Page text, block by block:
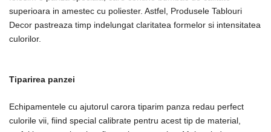
superioara in amestec cu poliester. Astfel, Produsele Tablouri
Decor pastreaza timp indelungat claritatea formelor si intensitatea
culorilor.
Tiparirea panzei
Echipamentele cu ajutorul carora tiparim panza redau perfect
culorile vii, fiind special calibrate pentru acest tip de material,